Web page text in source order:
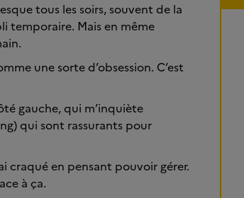
tous les soirs, souvent de la
temporaire. Mais en même
une sorte d’obsession. C’est
gauche, qui m’inquiète
qui sont rassurants pour
craqué en pensant pouvoir gérer.
à ça.